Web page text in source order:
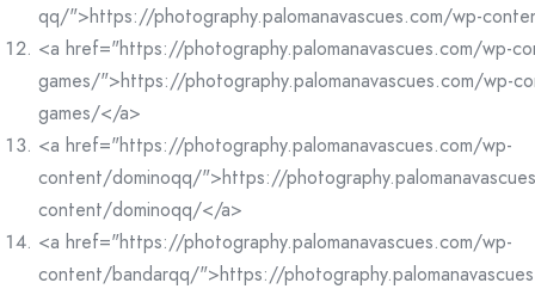
qq/">https://photography.palomanavascues.com/wp-
<a href="https://photography.palomanavascues.com/wp-
games/">https://photography.palomanavascues.com/wp-
games/</a>
<a href="https://photography.palomanavascues.com/wp-
content/dominoqq/">https://
content/dominoqq/</a>
<a href="https://photography.palomanavascues.com/wp-
content/bandarqq/">https://